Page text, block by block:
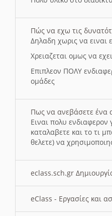
Πώς να εχω τις
Δηλαδη χωρις να ειναι
Χρειαζεται ομως να
Επιπλεον ΠΟΛΥ
ομάδες
Πως να ανεβάσετε ένα
Ειναι πολυ
καταλαβετε και το τι
θελετε) να
eclass.sch.gr
eClass - Εργασίες και